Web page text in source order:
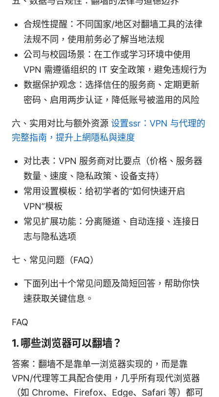
合规性提醒：不同国家/地区对翻墙工具的法律
法规不同，使用前务必了解当地法规
公司与校园场景：在工作或学习环境中使用
VPN 需遵循组织的 IT 安全政策，避免违规行为
数据保护观念：选择信任的服务商、定期更新
密码、启用两步认证，降低账号被滥用的风险
六、实用对比与额外资源 设置ssr：VPN 与代理的
完整指南，提升上網隱私與速度
对比表：VPN 服务商对比要点（价格、服务器
数量、速度、隐私政策、设备支持）
常用设置模板：给初学者的“如何快速开启
VPN”模板
常见扩展功能：分离隧道、自动连接、连接日
志与隐私选项
七、常见问题（FAQ）
下面列出十个常见问题及简短回答，帮助你快
速获取关键信息。
FAQ
1. 哪些浏览器可以翻墙？
答案：翻墙不是靠单一浏览器实现的，而是靠
VPN/代理等工具配合使用，几乎所有现代浏览器
（如 Chrome、Firefox、Edge、Safari 等）都可